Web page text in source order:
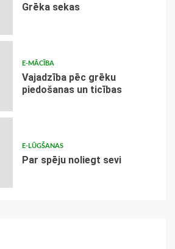
Grēka sekas
E-MĀCĪBA
Vajadzība pēc grēku
piedošanas un ticības
E-LŪGŠANAS
Par spēju noliegt sevi